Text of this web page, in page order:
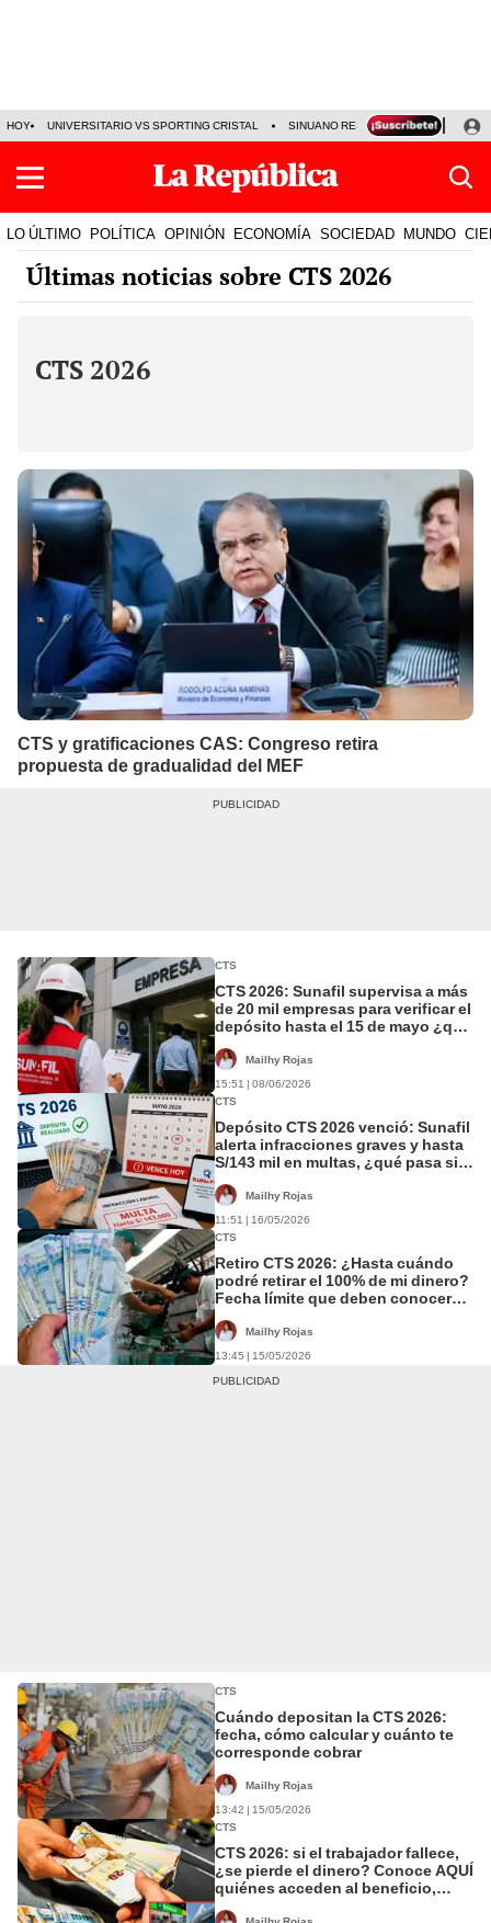
HOY UNIVERSITARIO VS SPORTING CRISTAL SINUANO RESULTADOS HOY
LO ÚLTIMO POLÍTICA OPINIÓN ECONOMÍA SOCIEDAD MUNDO
Últimas noticias sobre CTS 2026
CTS 2026
CTS y gratificaciones CAS: Congreso retira
propuesta de gradualidad del MEF
CTS
CTS 2026: Sunafil supervisa a más
de 20 mil empresas para verificar el
depósito hasta el 15 de mayo ¿qué
Mailhy Rojas
15:51 | 08/06/2026
CTS
Depósito CTS 2026 venció: Sunafil
alerta infracciones graves y hasta
S/143 mil en multas, ¿qué pasa si
Mailhy Rojas
11:51 | 16/05/2026
CTS
Retiro CTS 2026: ¿Hasta cuándo
podré retirar el 100% de mi dinero?
Fecha límite que deben conocer
Mailhy Rojas
13:45 | 15/05/2026
CTS
Cuándo depositan la CTS 2026:
fecha, cómo calcular y cuánto te
corresponde cobrar
Mailhy Rojas
13:42 | 15/05/2026
CTS
CTS 2026: si el trabajador fallece,
¿se pierde el dinero? Conoce AQUÍ
quiénes acceden al beneficio,